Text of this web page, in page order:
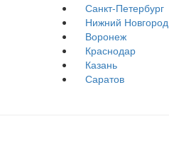
Санкт-Петербург
Нижний Новгород
Воронеж
Краснодар
Казань
Саратов